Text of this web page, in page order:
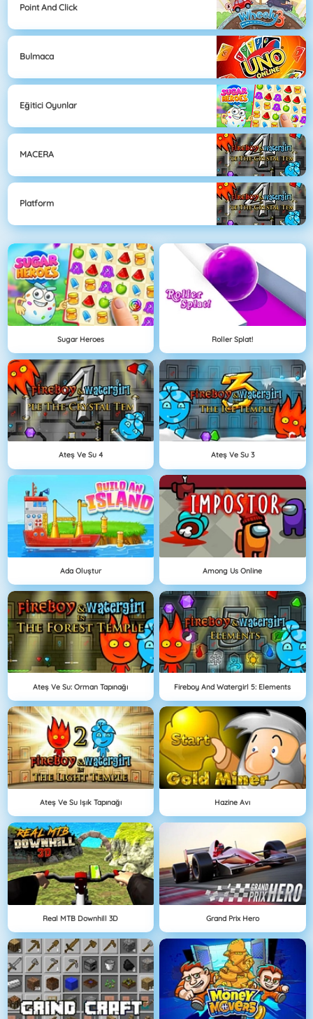
Point And Click
Bulmaca
Eğitici Oyunlar
MACERA
Platform
Sugar Heroes Roller Splat!
Ateş Ve Su 4 Ateş Ve Su 3
Ada Oluştur Among Us Online
Ateş Ve Su: Orman Tapınağı Fireboy And Watergirl 5: Elements
Ateş Ve Su Işık Tapınağı Hazine Avı
Real MTB Downhill 3D Grand Prix Hero